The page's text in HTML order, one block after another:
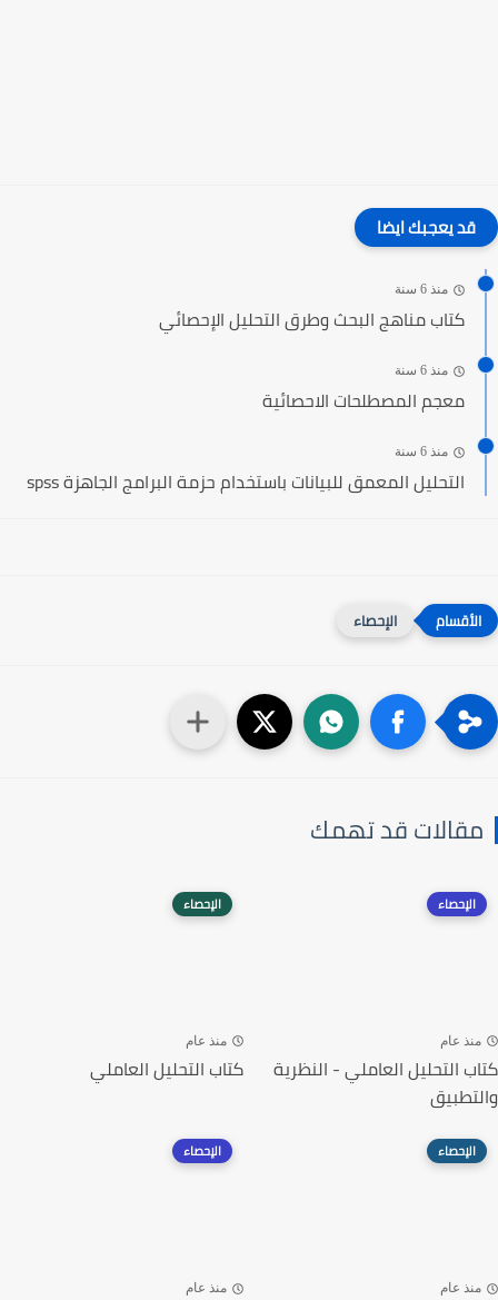
قد يعجبك ايضا
منذ 6 سنة
كتاب مناهج البحث وطرق التحليل الإحصائي
منذ 6 سنة
معجم المصطلحات الاحصائية
منذ 6 سنة
التحليل المعمق للبيانات باستخدام حزمة البرامج الجاهزة spss
الإحصاء
مقالات قد تهمك
الإحصاء
منذ عام
كتاب التحليل العاملي - النظرية
والتطبيق
الإحصاء
منذ عام
كتاب التحليل العاملي
الإحصاء
منذ عام
الإحصاء
منذ عام